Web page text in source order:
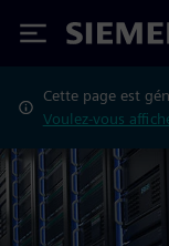
Siemens
Cette page est
Voulez-vous